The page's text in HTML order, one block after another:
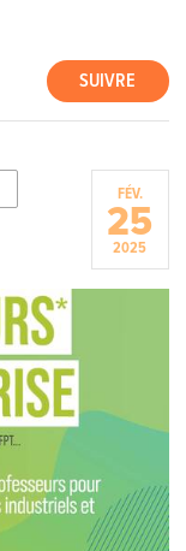
SUIVRE
FÉV.
25
2025